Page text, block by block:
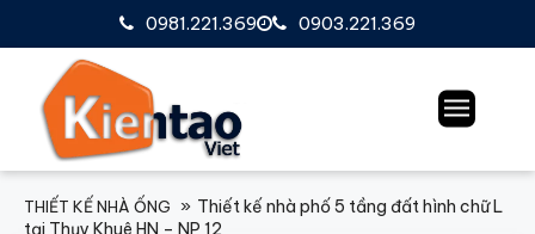
0903.221.369
0981.221.369
THIẾT KẾ NHÀ ỐNG
Thiết kế nhà phố 5 tầng đất hình chữ L
tại Thụy Khuê HN – NP 12